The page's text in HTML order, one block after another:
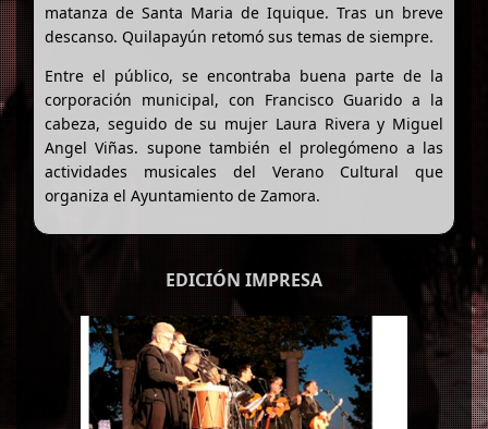
matanza de Santa Maria de Iquique. Tras un breve
descanso. Quilapayún retomó sus temas de siempre.
Entre el público, se encontraba buena parte de la
corporación municipal, con Francisco Guarido a la
cabeza, seguido de su mujer Laura Rivera y Miguel
Angel Viñas. supone también el prolegómeno a las
actividades musicales del Verano Cultural que
organiza el Ayuntamiento de Zamora.
EDICIÓN IMPRESA